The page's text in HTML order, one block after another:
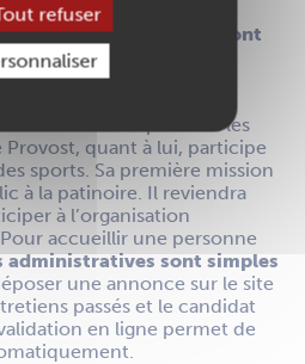
Géréon, trois jeunes ont
l’an dernier.
l’équipe du
de quartier les
soir et pendant les
Provost, quant à lui, participe
sports. Sa première mission
à la patinoire. Il reviendra
à l’organisation
accueillir une personne
administratives sont simples
une annonce sur le site
passés et le candidat
en ligne permet de
refuser